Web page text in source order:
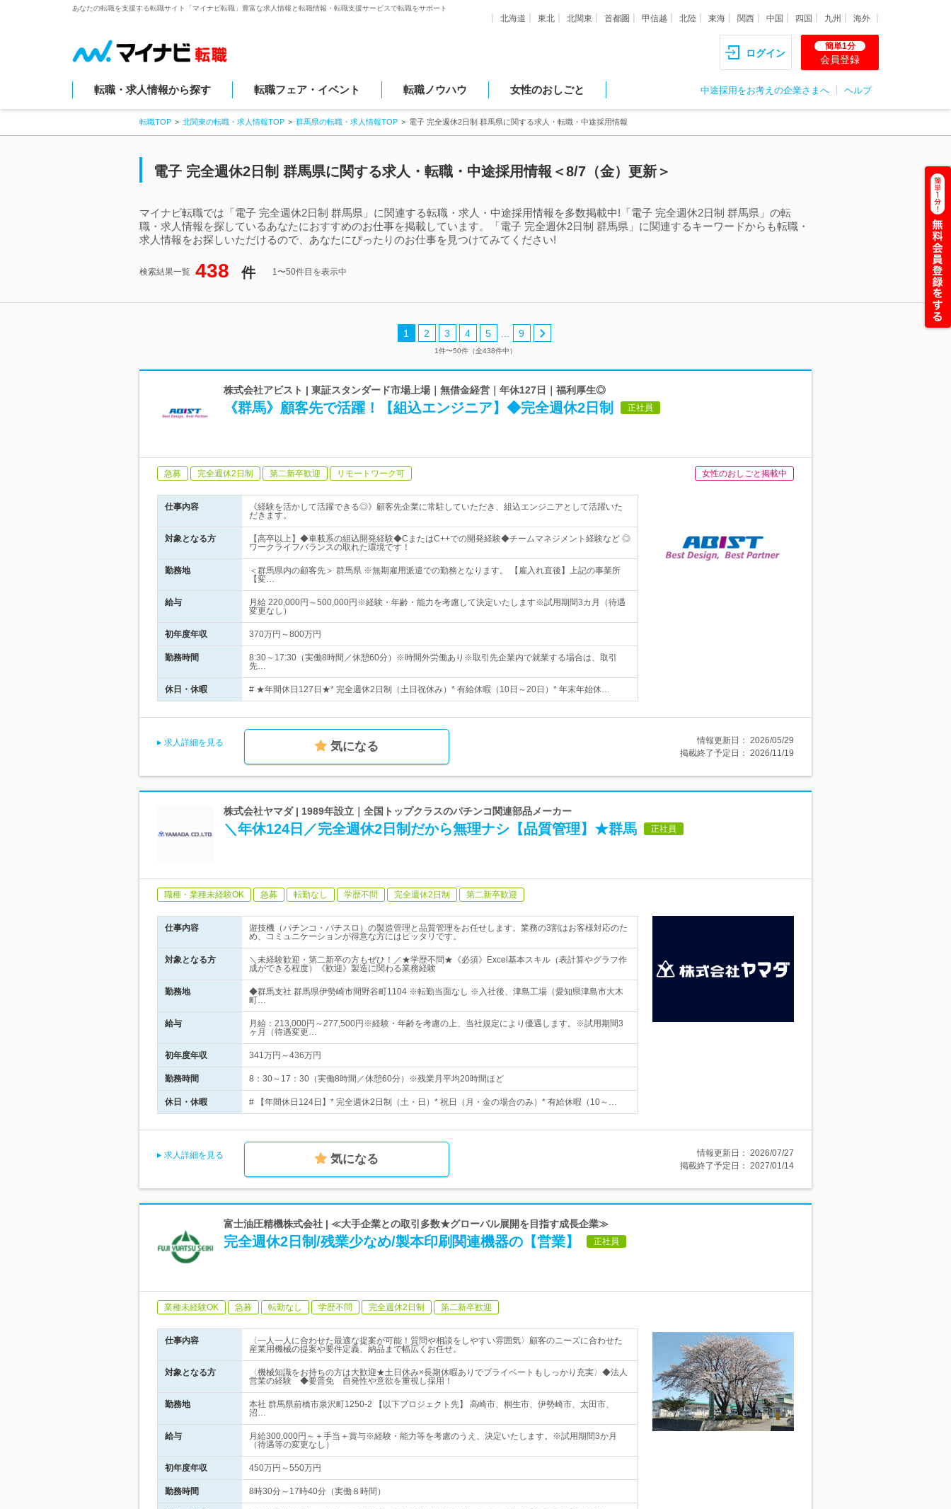
あなたの転職を支援する転職サイト「マイナビ転職」豊富な求人情報と転職情報・転職支援サービスで転職をサポート
北海道 東北 北関東 首都圏 甲信越 北陸 東海 関西 中国 四国 九州 海外
ログイン
簡単1分
会員登録
転職・求人情報から探す 転職フェア・イベント 転職ノウハウ 女性のおしごと 中途採用をお考えの企業さまへ ヘルプ
転職TOP 北関東の転職・求人情報TOP 群馬県の転職・求人情報TOP 電子 完全週休2日制 群馬県に関する求人・転職・中途採用情報
電子 完全週休2日制 群馬県に関する求人・転職・中途採用情報＜8/7（金）更新＞
マイナビ転職では「電子 完全週休2日制 群馬県」に関連する転職・求人・中途採用情報を多数掲載中!「電子 完全週休2日制 群馬県」の転
職・求人情報を探しているあなたにおすすめのお仕事を掲載しています。「電子 完全週休2日制 群馬県」に関連するキーワードからも転職・
求人情報をお探しいただけるので、あなたにぴったりのお仕事を見つけてみてください!
検索結果一覧 438 件 1〜50件目を表示中
1 2 3 4 5 9
1件〜50件（全438件中）
株式会社アビスト | 東証スタンダード市場上場｜無借金経営｜年休127日｜福利厚生◎
《群馬》顧客先で活躍！【組込エンジニア】◆完全週休2日制 正社員
急募 完全週休2日制 第二新卒歓迎 リモートワーク可 女性のおしごと掲載中
仕事内容
《経験を活かして活躍できる◎》顧客先企業に常駐していただき、組込エンジニアとして活躍いた
だきます。
対象となる方
【高卒以上】◆車載系の組込開発経験◆CまたはC++での開発経験◆チームマネジメント経験など ◎
ワークライフバランスの取れた環境です！
勤務地
＜群馬県内の顧客先＞ 群馬県 ※無期雇用派遣での勤務となります。 【雇入れ直後】上記の事業所
【変…
給与
月給 220,000円～500,000円※経験・年齢・能力を考慮して決定いたします※試用期間3カ月（待遇
変更なし）
初年度年収 370万円～800万円
勤務時間
8:30～17:30（実働8時間／休憩60分）※時間外労働あり※取引先企業内で就業する場合は、取引
先…
休日・休暇 # ★年間休日127日★* 完全週休2日制（土日祝休み）* 有給休暇（10日～20日）* 年末年始休…
求人詳細を見る 気になる 情報更新日： 2026/05/29
掲載終了予定日： 2026/11/19
株式会社ヤマダ | 1989年設立｜全国トップクラスのパチンコ関連部品メーカー
＼年休124日／完全週休2日制だから無理ナシ【品質管理】★群馬 正社員
職種・業種未経験OK 急募 転勤なし 学歴不問 完全週休2日制 第二新卒歓迎
仕事内容
遊技機（パチンコ・パチスロ）の製造管理と品質管理をお任せします。業務の3割はお客様対応のた
め、コミュニケーションが得意な方にはピッタリです。
対象となる方
＼未経験歓迎・第二新卒の方もぜひ！／★学歴不問★《必須》Excel基本スキル（表計算やグラフ作
成ができる程度）《歓迎》製造に関わる業務経験
勤務地
◆群馬支社 群馬県伊勢崎市間野谷町1104 ※転勤当面なし ※入社後、津島工場（愛知県津島市大木
町…
給与
月給：213,000円～277,500円※経験・年齢を考慮の上、当社規定により優遇します。※試用期間3
ヶ月（待遇変更…
初年度年収 341万円～436万円
勤務時間 8：30～17：30（実働8時間／休憩60分）※残業月平均20時間ほど
休日・休暇 # 【年間休日124日】* 完全週休2日制（土・日）* 祝日（月・金の場合のみ）* 有給休暇（10～…
求人詳細を見る 気になる 情報更新日： 2026/07/27
掲載終了予定日： 2027/01/14
富士油圧精機株式会社 | ≪大手企業との取引多数★グローバル展開を目指す成長企業≫
完全週休2日制/残業少なめ/製本印刷関連機器の【営業】 正社員
業種未経験OK 急募 転勤なし 学歴不問 完全週休2日制 第二新卒歓迎
仕事内容
〈一人一人に合わせた最適な提案が可能！質問や相談をしやすい雰囲気〉顧客のニーズに合わせた
産業用機械の提案や要件定義、納品まで幅広くお任せ。
対象となる方
〈機械知識をお持ちの方は大歓迎★土日休み×長期休暇ありでプライベートもしっかり充実〉◆法人
営業の経験 ◆要普免 自発性や意欲を重視し採用！
勤務地
本社 群馬県前橋市泉沢町1250-2 【以下プロジェクト先】 高崎市、桐生市、伊勢崎市、太田市、
沼…
給与
月給300,000円～＋手当＋賞与※経験・能力等を考慮のうえ、決定いたします。※試用期間3か月
（待遇等の変更なし）
初年度年収 450万円～550万円
勤務時間 8時30分～17時40分（実働８時間）